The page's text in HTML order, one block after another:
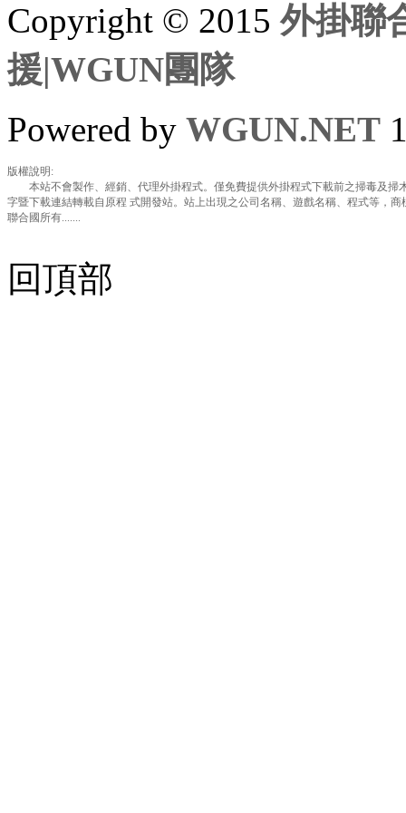
Copyright © 2015外掛聯
援|WGUN團隊
Powered by WGUN.NET
版權說明:
本站不會製作、經銷、代理外掛程式。僅免費提供外掛程式下載前之掃毒及掃
字暨下載連結轉載自原程 式開發站。站上出現之公司名稱、遊戲名稱、程式等，
聯合國所有.......
回頂部